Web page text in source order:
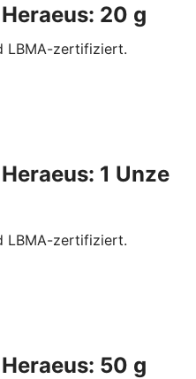
20 g
LBMA-zertifiziert.
1 Unze
LBMA-zertifiziert.
50 g